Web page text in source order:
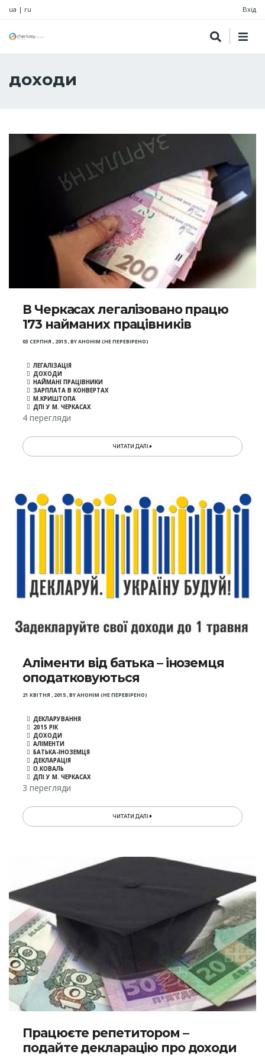
ua | ru Вхід
доходи
В Черкасах легалізовано працю
173 найманих працівників
03 СЕРПНЯ , 2015,BYАНОНІМ (НЕ ПЕРЕВІРЕНО)
ЛЕГАЛІЗАЦІЯ
ДОХОДИ
НАЙМАНІ ПРАЦІВНИКИ
ЗАРПЛАТА В КОНВЕРТАХ
М.КРИШТОПА
ДПІ У М. ЧЕРКАСАХ
4 перегляди
ЧИТАТИ ДАЛІ
Аліменти від батька – іноземця
оподатковуються
21 КВІТНЯ , 2015,BYАНОНІМ (НЕ ПЕРЕВІРЕНО)
ДЕКЛАРУВАННЯ
2015 РІК
ДОХОДИ
АЛІМЕНТИ
БАТЬКА-ІНОЗЕМЦЯ
ДЕКЛАРАЦІЯ
О.КОВАЛЬ
ДПІ У М. ЧЕРКАСАХ
3 перегляди
ЧИТАТИ ДАЛІ
Працюєте репетитором –
подайте декларацію про доходи